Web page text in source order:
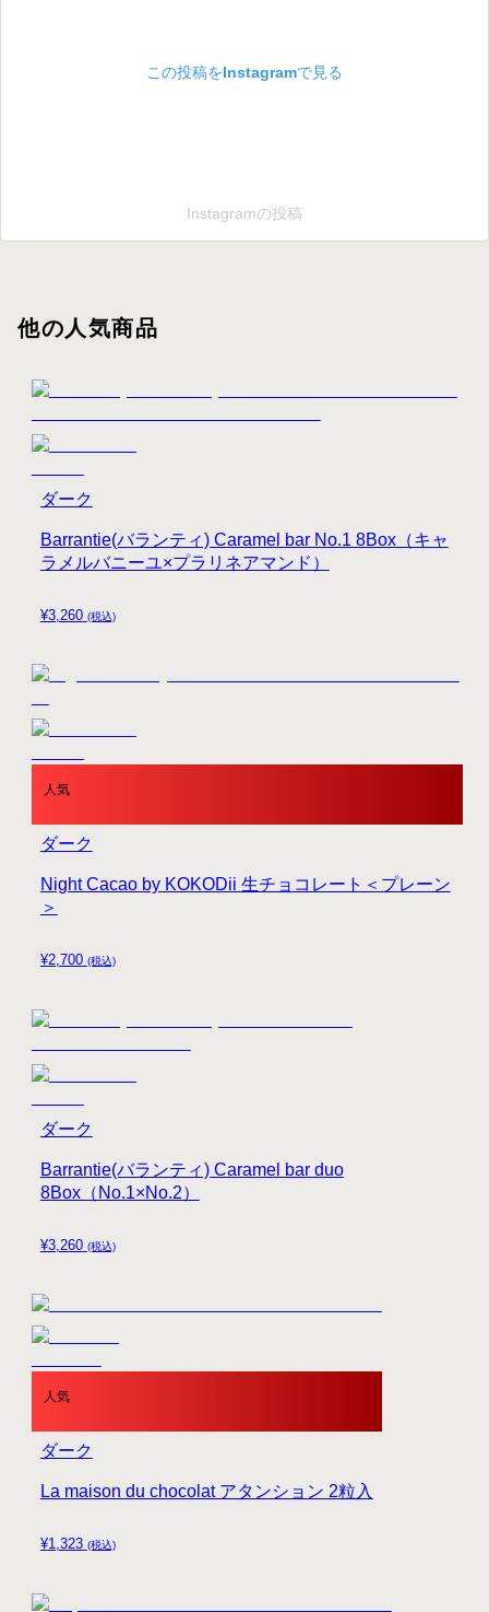
この投稿をInstagramで見る
Instagramの投稿
他の人気商品
¥3,260 (税込)
Barrantie(バランティ) Caramel bar No.1 8Box（キャ
ラメルバニーユ×プラリネアマンド）
ダーク
人気
¥2,700 (税込)
Night Cacao by KOKODii 生チョコレート＜プレーン
＞
ダーク
¥3,260 (税込)
Barrantie(バランティ) Caramel bar duo
8Box（No.1×No.2）
ダーク
人気
¥1,323 (税込)
La maison du chocolat アタンション 2粒入
ダーク